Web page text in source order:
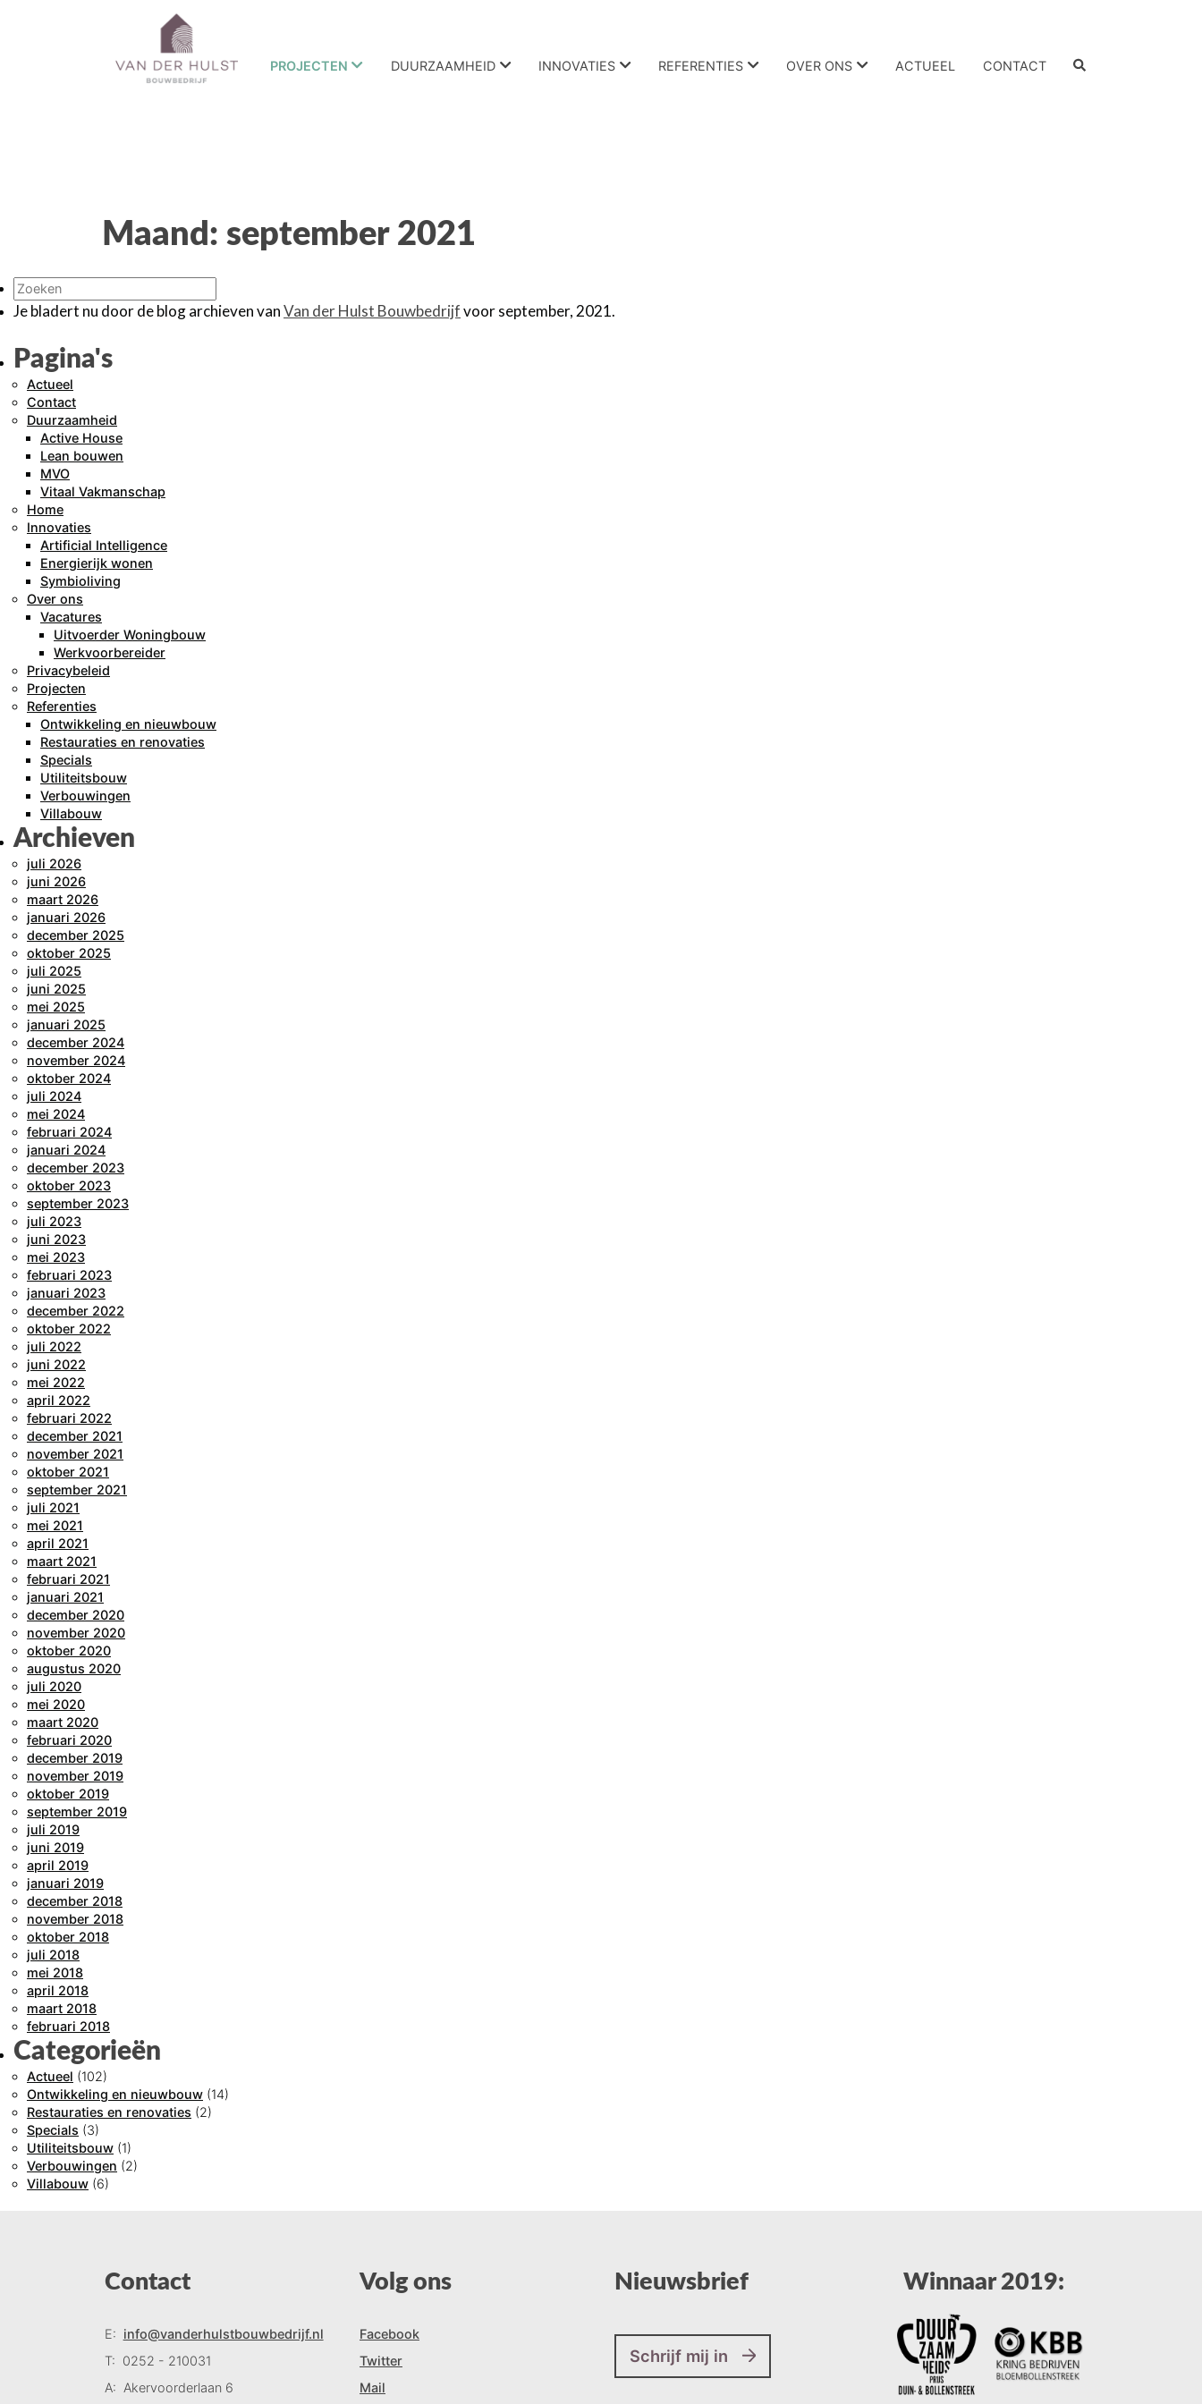
PROJECTEN DUURZAAMHEID INNOVATIES REFERENTIES OVER ONS ACTUEEL CONTACT
Maand: september 2021
Je bladert nu door de blog archieven vanVan der Hulst Bouwbedrijfvoor september, 2021.
Pagina's
Actueel
Contact
Duurzaamheid
Active House
Lean bouwen
MVO
Vitaal Vakmanschap
Home
Innovaties
Artificial Intelligence
Energierijk wonen
Symbioliving
Over ons
Vacatures
Uitvoerder Woningbouw
Werkvoorbereider
Privacybeleid
Projecten
Referenties
Ontwikkeling en nieuwbouw
Restauraties en renovaties
Specials
Utiliteitsbouw
Verbouwingen
Villabouw
Archieven
juli 2026
juni 2026
maart 2026
januari 2026
december 2025
oktober 2025
juli 2025
juni 2025
mei 2025
januari 2025
december 2024
november 2024
oktober 2024
juli 2024
mei 2024
februari 2024
januari 2024
december 2023
oktober 2023
september 2023
juli 2023
juni 2023
mei 2023
februari 2023
januari 2023
december 2022
oktober 2022
juli 2022
juni 2022
mei 2022
april 2022
februari 2022
december 2021
november 2021
oktober 2021
september 2021
juli 2021
mei 2021
april 2021
maart 2021
februari 2021
januari 2021
december 2020
november 2020
oktober 2020
augustus 2020
juli 2020
mei 2020
maart 2020
februari 2020
december 2019
november 2019
oktober 2019
september 2019
juli 2019
juni 2019
april 2019
januari 2019
december 2018
november 2018
oktober 2018
juli 2018
mei 2018
april 2018
maart 2018
februari 2018
Categorieën
Actueel (102)
Ontwikkeling en nieuwbouw (14)
Restauraties en renovaties (2)
Specials (3)
Utiliteitsbouw (1)
Verbouwingen (2)
Villabouw (6)
Contact
E: info@vanderhulstbouwbedrijf.nl
T: 0252 - 210031
A: Akervoorderlaan 6
Volg ons
Facebook
Twitter
Mail
Nieuwsbrief
Schrijf mij in
Winnaar 2019: